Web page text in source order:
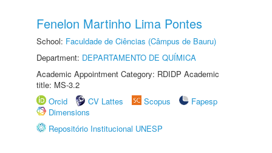
Fenelon Martinho Lima Pontes
School: Faculdade de Ciências (Câmpus de Bauru)
Department: DEPARTAMENTO DE QUÍMICA
Academic Appointment Category: RDIDP Academic
title: MS-3.2
Orcid
CV Lattes Scopus
Fapesp
Dimensions
Repositório Institucional UNESP